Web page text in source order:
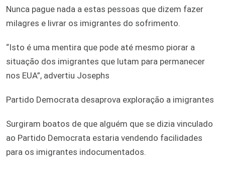
Nunca pague nada a estas pessoas que dizem fazer
milagres e livrar os imigrantes do sofrimento.
“Isto é uma mentira que pode até mesmo piorar a
situação dos imigrantes que lutam para permanecer
nos EUA”, advertiu Josephs
Partido Democrata desaprova exploração a imigrantes
Surgiram boatos de que alguém que se dizia vinculado
ao Partido Democrata estaria vendendo facilidades
para os imigrantes indocumentados.